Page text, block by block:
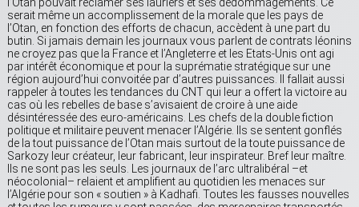
serait même un accomplissement de la morale que les pays de
l’Otan, en fonction des efforts de chacun, accèdent à une part du
butin. Si jamais demain les journaux vous parlent de contrats léonins
ne croyez pas que la France et l’Angleterre et les Etats-Unis ont agi
par intérêt économique et pour la suprématie stratégique sur une
région aujourd’hui convoitée par d’autres puissances. Il fallait aussi
rappeler à toutes les tendances du CNT qui leur a offert la victoire au
cas où les rebelles de base s’avisaient de croire à une aide
désintéressée des euro-américains. Les chefs de la double fiction
politique et militaire peuvent menacer l’Algérie. Ils se sentent gonflés
de la tout puissance de l’Otan mais surtout de la toute puissance de
Sarkozy leur créateur, leur fabricant, leur inspirateur. Bref leur maître.
Ils ne sont pas les seuls. Les journaux de l’arc ultralibéral –et
néocolonial– relaient et amplifient au quotidien les menaces sur
l’Algérie pour son « soutien » à Kadhafi. Toutes les fausses nouvelles